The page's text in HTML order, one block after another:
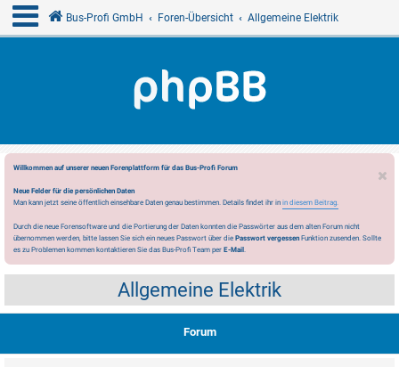
Bus-Profi GmbH Foren-Übersicht Allgemeine Elektrik
Willkommen auf unserer neuen Forenplattform für das Bus-Profi Forum
Neue Felder für die persönlichen Daten
Man kann jetzt seine öffentlich einsehbare Daten genau bestimmen. Details findet ihr in in diesem Beitrag.
Durch die neue Forensoftware und die Portierung der Daten konnten die Passwörter aus dem alten Forum nicht
übernommen werden, bitte lassen Sie sich ein neues Passwort über die Passwort vergessen Funktion zusenden. Sollte
es zu Problemen kommen kontaktieren Sie das Bus-Profi Team per E-Mail.
Allgemeine Elektrik
Forum